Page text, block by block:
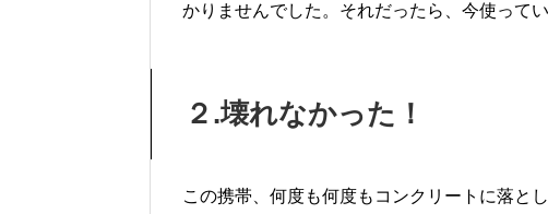
かりませんでした。それだったら、今使って
２ .壊れなかった！
この携帯、何度も何度もコンクリートに落と